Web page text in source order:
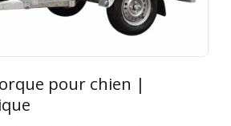
pour chien |